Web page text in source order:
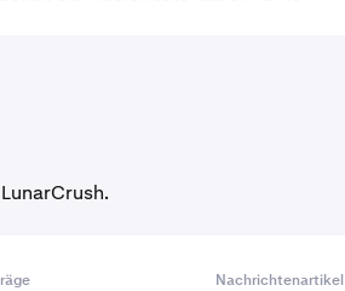
Nachrichtenartikel